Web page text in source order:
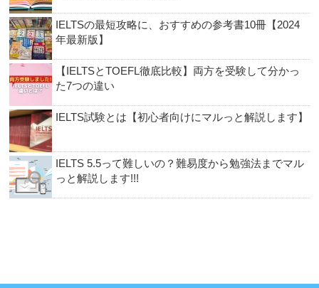
IELTSの最短攻略に、おすすめの参考書10冊【2024
年最新版】
【IELTSとTOEFL徹底比較】両方を受験して分かっ
た7つの違い
IELTS試験とは【初心者向けにマルっと解説します】
IELTS 5.5って難しいの？難易度から勉強法までマル
っと解説します!!!